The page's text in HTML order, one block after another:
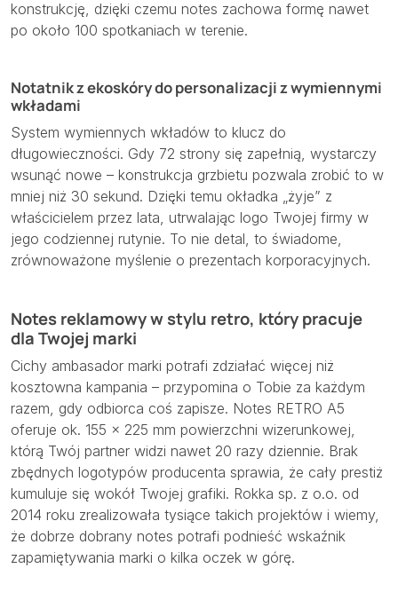
konstrukcję, dzięki czemu notes zachowa formę nawet
po około 100 spotkaniach w terenie.
Notatnik z ekoskóry do personalizacji z wymiennymi
wkładami
System wymiennych wkładów to klucz do
długowieczności. Gdy 72 strony się zapełnią, wystarczy
wsunąć nowe – konstrukcja grzbietu pozwala zrobić to w
mniej niż 30 sekund. Dzięki temu okładka „żyje” z
właścicielem przez lata, utrwalając logo Twojej firmy w
jego codziennej rutynie. To nie detal, to świadome,
zrównoważone myślenie o prezentach korporacyjnych.
Notes reklamowy w stylu retro, który pracuje
dla Twojej marki
Cichy ambasador marki potrafi zdziałać więcej niż
kosztowna kampania – przypomina o Tobie za każdym
razem, gdy odbiorca coś zapisze. Notes RETRO A5
oferuje ok. 155 × 225 mm powierzchni wizerunkowej,
którą Twój partner widzi nawet 20 razy dziennie. Brak
zbędnych logotypów producenta sprawia, że cały prestiż
kumuluje się wokół Twojej grafiki. Rokka sp. z o.o. od
2014 roku zrealizowała tysiące takich projektów i wiemy,
że dobrze dobrany notes potrafi podnieść wskaźnik
zapamiętywania marki o kilka oczek w górę.